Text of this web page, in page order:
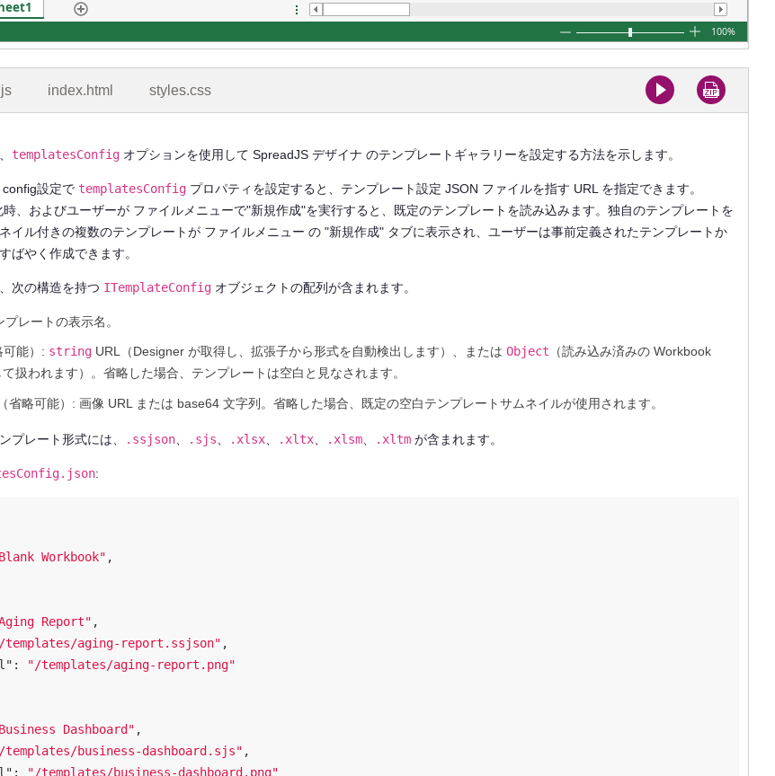
index.html styles.css
templatesConfig オプションを使用して SpreadJS デザイナ のテンプレートギャラリーを設定する方法を示します。
config設定で templatesConfig プロパティを設定すると、テンプレート設定 JSON ファイルを指す URL を指定できます。
、およびユーザーが ファイルメニューで"新規作成"を実行すると、既定のテンプレートを読み込みます。独自のテンプレートを
イル付きの複数のテンプレートが ファイルメニュー の "新規作成" タブに表示され、ユーザーは事前定義されたテンプレートか
ばやく作成できます。
次の構造を持つ ITemplateConfig オブジェクトの配列が含まれます。
プレートの表示名。
可能）: string URL（Designer が取得し、拡張子から形式を自動検出します）、または Object （読み込み済みの Workbook
扱われます）。省略した場合、テンプレートは空白と見なされます。
（省略可能）: 画像 URL または base64 文字列。省略した場合、既定の空白テンプレートサムネイルが使用されます。
プレート形式には、 .ssjson、 .sjs、 .xlsx、 .xltx、 .xlsm、 .xltm が含まれます。
:
Workbook" ,
Report" ,
templates/aging-report.ssjson" ,
:
"/templates/aging-report.png"
Dashboard" ,
templates/business-dashboard.sjs" ,
:
"/templates/business-dashboard.png"